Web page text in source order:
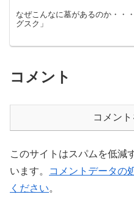
なぜこんなに墓があるのか・・
グスク」
コメント
コメン
このサイトはスパムを低減
います。
コメントデータの
ください。